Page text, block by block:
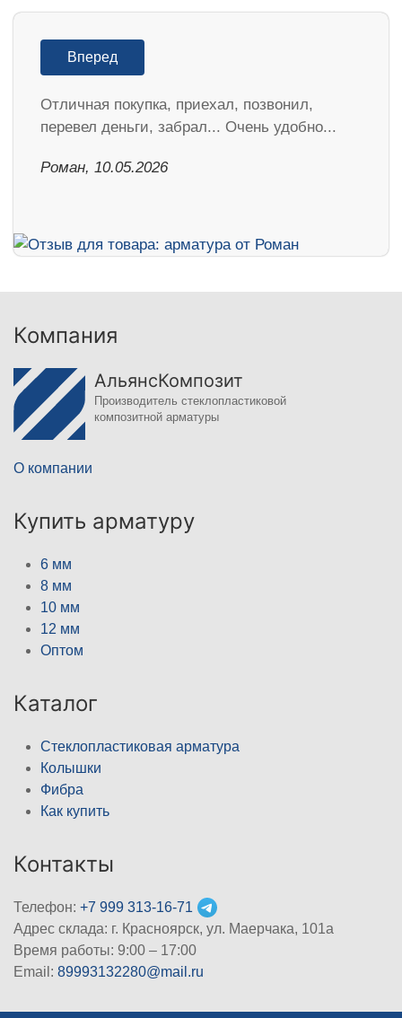
Вперед
Отличная покупка, приехал, позвонил,
перевел деньги, забрал... Очень удобно...
Роман, 10.05.2026
Компания
АльянсКомпозит
Производитель стеклопластиковой
композитной арматуры
О компании
Купить арматуру
6 мм
8 мм
10 мм
12 мм
Оптом
Каталог
Стеклопластиковая арматура
Колышки
Фибра
Как купить
Контакты
Телефон: +7 999 313-16-71
Адрес склада: г. Красноярск, ул. Маерчака, 101а
Время работы: 9:00 – 17:00
Email: 89993132280@mail.ru